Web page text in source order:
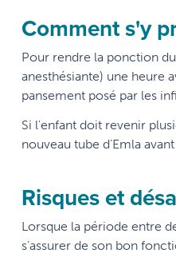
Comment s'y
Pour rendre la ponction
anesthésiante) une heure
pansement posé par les
Si l'enfant doit revenir
nouveau tube d’Emla
Risques et
Lorsque la période entre
s’assurer de son bon